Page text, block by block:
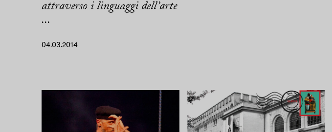
attraverso i linguaggi dell’arte
...
04.03.2014